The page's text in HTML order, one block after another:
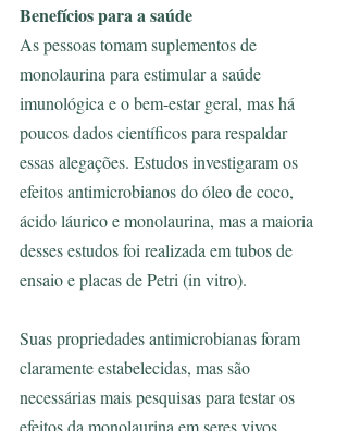
Benefícios para a saúde
As pessoas tomam suplementos de
monolaurina para estimular a saúde
imunológica e o bem-estar geral, mas há
poucos dados científicos para respaldar
essas alegações. Estudos investigaram os
efeitos antimicrobianos do óleo de coco,
ácido láurico e monolaurina, mas a maioria
desses estudos foi realizada em tubos de
ensaio e placas de Petri (in vitro).
Suas propriedades antimicrobianas foram
claramente estabelecidas, mas são
necessárias mais pesquisas para testar os
efeitos da monolaurina em seres vivos.